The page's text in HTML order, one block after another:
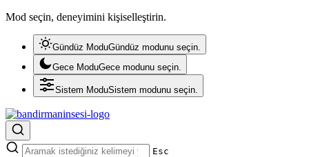
Mod seçin, deneyimini kişiselleştirin.
Gündüz ModuGündüz modunu seçin.
Gece ModuGece modunu seçin.
Sistem ModuSistem modunu seçin.
Esc